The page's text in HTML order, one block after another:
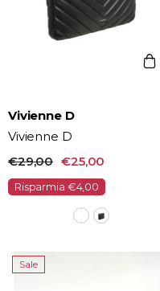
Vendor:
Vivienne D
Vivienne D
€29,00 €25,00
Risparmia €4,00
Sale